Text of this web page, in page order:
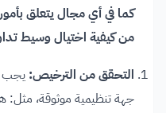
كما في أي مجال يتعلق
من كيفية اختيال وسيط
التحقق من الترخيص: يجب
جهة تنظيمية موثوقة، مثل: